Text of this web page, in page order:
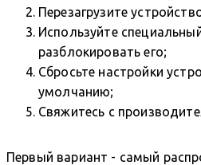
Перезагрузите
Используйте
разблокировать его;
Сбросьте настройки
умолчанию;
Свяжитесь с
Первый вариант - самый